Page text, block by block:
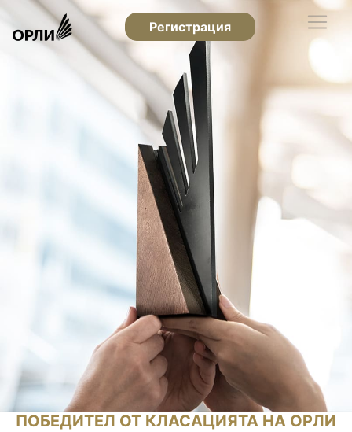
Регистрация
ПОБЕДИТЕЛ ОТ КЛАСАЦИЯТА НА ОРЛИ